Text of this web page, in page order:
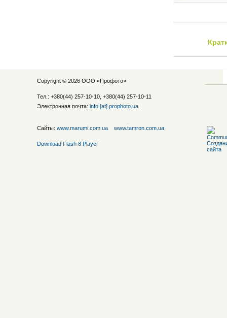
Copyright © 2026 ООО «Профото»
Тел.: +380(44) 257-10-10, +380(44) 257-10-11
Электронная почта: info [at] prophoto.ua
Сайты: www.marumi.com.ua www.tamron.com.ua
Download Flash 8 Player